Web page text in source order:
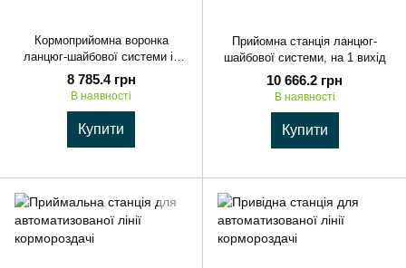
Кормоприйомна воронка
ланцюг-шайбової системи із
засувкою, d 440 мм, нерж.
Сталь
8 785.4 грн
В наявності
Купити
Прийомна станція ланцюг-
шайбової системи, на 1 вихід
10 666.2 грн
В наявності
Купити